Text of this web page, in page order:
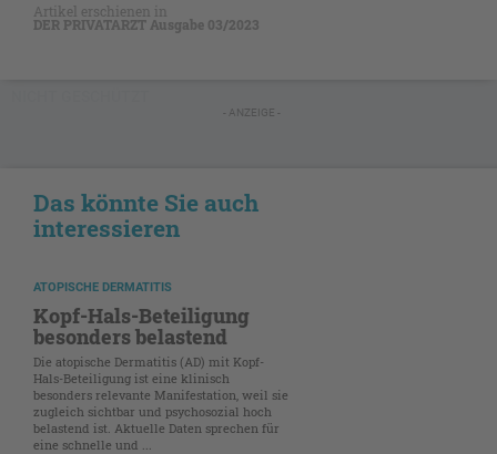
Artikel erschienen in
DER PRIVATARZT Ausgabe 03/2023
- ANZEIGE -
Das könnte Sie auch
interessieren
ATOPISCHE DERMATITIS
Kopf-Hals-Beteiligung
besonders belastend
Die atopische Dermatitis (AD) mit Kopf-
Hals-Beteiligung ist eine klinisch
besonders relevante Manifestation, weil sie
zugleich sichtbar und psychosozial hoch
belastend ist. Aktuelle Daten sprechen für
eine schnelle und ...